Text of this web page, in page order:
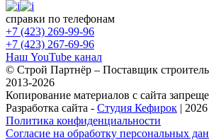
справки по телефонам
+7 (423) 269-99-96
+7 (423) 267-69-96
Наш YouTube канал
© Строй Партнёр – Поставщик
2013-2026
Копирование материалов с сайта
Разработка сайта - Студия Кефирок |
Политика конфиденциальности
Согласие на обработку персональных